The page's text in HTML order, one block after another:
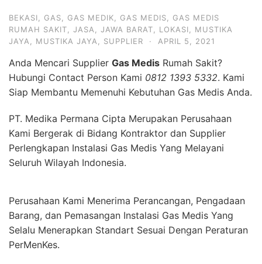
BEKASI GAS GAS MEDIK GAS MEDIS
GAS MEDIS
RUMAH SAKIT
JASA JAWA BARAT LOKASI
MUSTIKA
JAYA
MUSTIKA JAYA SUPPLIER · APRIL 5, 2021
Anda Mencari Supplier Gas Medis Rumah Sakit?
Hubungi Contact Person Kami 0812 1393 5332. Kami
Siap Membantu Memenuhi Kebutuhan Gas Medis Anda.
PT. Medika Permana Cipta Merupakan Perusahaan
Kami Bergerak di Bidang Kontraktor dan Supplier
Perlengkapan Instalasi Gas Medis Yang Melayani
Seluruh Wilayah Indonesia.
Perusahaan Kami Menerima Perancangan, Pengadaan
Barang, dan Pemasangan Instalasi Gas Medis Yang
Selalu Menerapkan Standart Sesuai Dengan Peraturan
PerMenKes.